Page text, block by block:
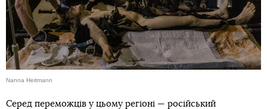
Nanna Heitmann
Серед переможців у цьому регіоні — російський